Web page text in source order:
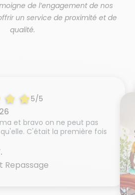
de l’engagement de nos
un service de proximité et de
qualité.
5/5
et bravo on ne peut pas
C'était la première fois
Repassage